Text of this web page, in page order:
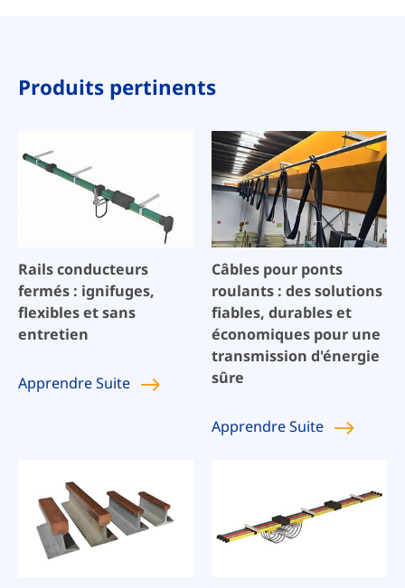
Produits pertinents
Rails conducteurs
fermés : ignifuges,
flexibles et sans
entretien
ApprendreSuite
Câbles pour ponts
roulants : des solutions
fiables, durables et
économiques pour une
transmission d'énergie
sûre
ApprendreSuite